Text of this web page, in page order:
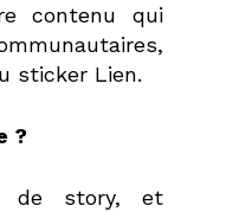
contenu qui
sticker Lien.
?
de story, et